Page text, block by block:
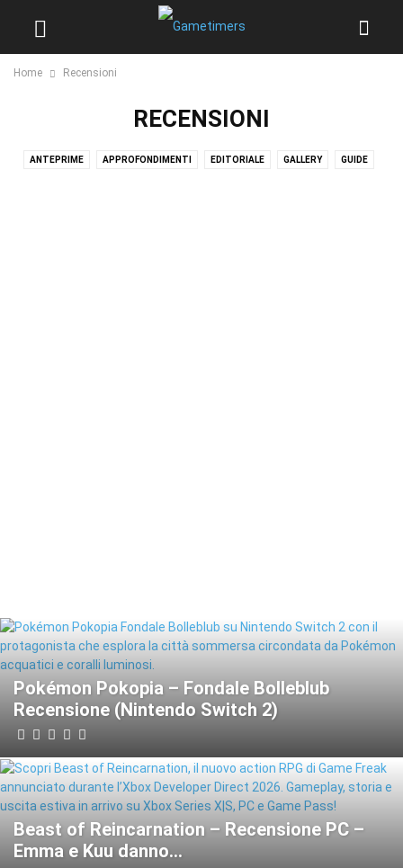
Home Recensioni
RECENSIONI
ANTEPRIME APPROFONDIMENTI EDITORIALE GALLERY GUIDE
Pokémon Pokopia – Fondale Bolleblub
Recensione (Nintendo Switch 2)
Beast of Reincarnation – Recensione PC –
Emma e Kuu danno...